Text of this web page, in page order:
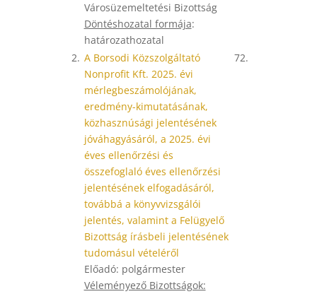
Városüzemeltetési Bizottság
Döntéshozatal formája:
határozathozatal
2. A Borsodi Közszolgáltató
Nonprofit Kft. 2025. évi
mérlegbeszámolójának,
eredmény-kimutatásának,
közhasznúsági jelentésének
jóváhagyásáról, a 2025. évi
éves ellenőrzési és
összefoglaló éves ellenőrzési
jelentésének elfogadásáról,
továbbá a könyvvizsgálói
jelentés, valamint a Felügyelő
Bizottság írásbeli jelentésének
tudomásul vételéről
Előadó: polgármester
Véleményező Bizottságok:
72.